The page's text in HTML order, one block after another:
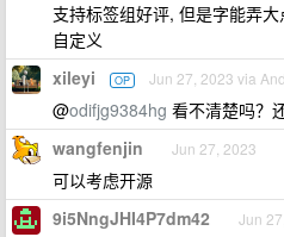
支持标签组好评, 但是字能弄
自定义
xileyi OP Jun 27, 2023 via
@odifjg9384hg 看不清楚吗？
wangfenjin Jun 27, 2023
可以考虑开源
9i5NngJHI4P7dm42 Jun